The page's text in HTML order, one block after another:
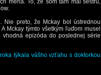
mená. To, že som tam mal sestru,
Nie preto, že Mckay bol ústrednou
Mckay týmto všetkým ľuďom musel
epizóda do poslednej série
týkala vášho vzťahu s doktorkou